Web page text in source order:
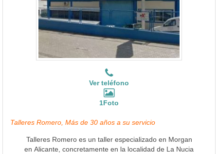
Ver teléfono
1Foto
Talleres Romero, Más de 30 años a su servicio
Talleres Romero es un taller especializado en Morgan
en Alicante, concretamente en la localidad de La Nucia